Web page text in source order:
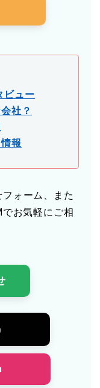
ビュー
社？
報
ォーム、また
お気軽にご相